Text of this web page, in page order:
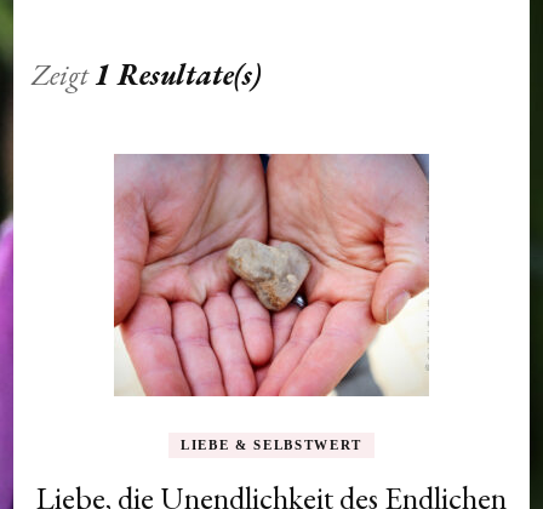
Zeigt1 Resultate(s)
LIEBE & SELBSTWERT
Liebe, die Unendlichkeit des Endlichen